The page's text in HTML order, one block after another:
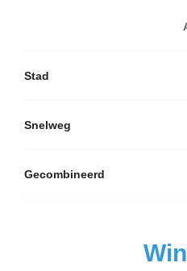
Stad
Snelweg
Gecombineerd